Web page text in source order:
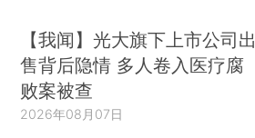
【我闻】光大旗下上市公司出
售背后隐情 多人卷入医疗腐
败案被查
2026年08月07日